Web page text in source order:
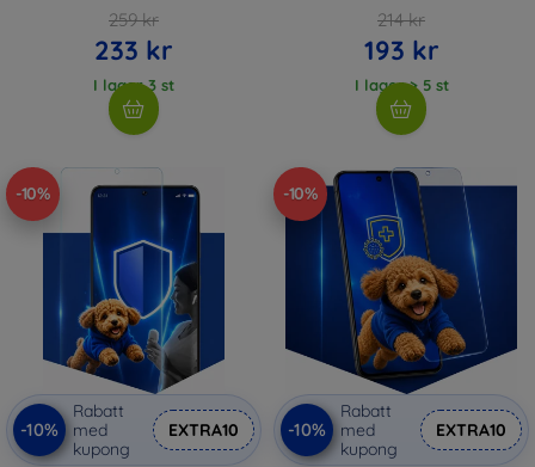
259 kr
233 kr
I lager 3 st
214 kr
193 kr
I lager > 5 st
-10%
-10%
Rabatt
med
kupong
EXTRA10
-10%
-10%
Rabatt
med
kupong
EXTRA10